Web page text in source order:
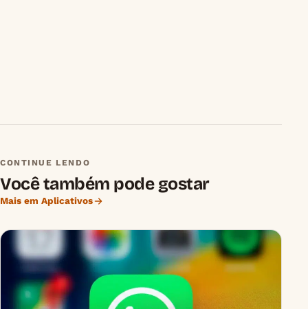
CONTINUE LENDO
Você também pode gostar
Mais em Aplicativos